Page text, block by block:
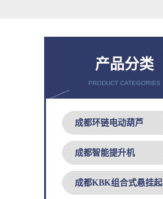
产品分类
PRODUCT CATEGORIES
成都环链电动葫芦
成都智能提升机
成都KBK组合式悬挂起